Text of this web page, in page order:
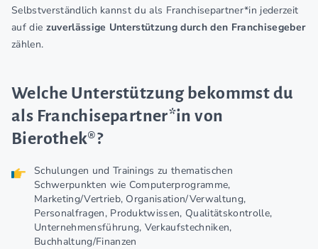
Selbstverständlich kannst du als Franchisepartner*in jederzeit
auf die zuverlässige Unterstützung durch den Franchisegeber
zählen.
Welche Unterstützung bekommst du
als Franchisepartner*in von
Bierothek®?
Schulungen und Trainings zu thematischen
Schwerpunkten wie Computerprogramme,
Marketing/Vertrieb, Organisation/Verwaltung,
Personalfragen, Produktwissen, Qualitätskontrolle,
Unternehmensführung, Verkaufstechniken,
Buchhaltung/Finanzen